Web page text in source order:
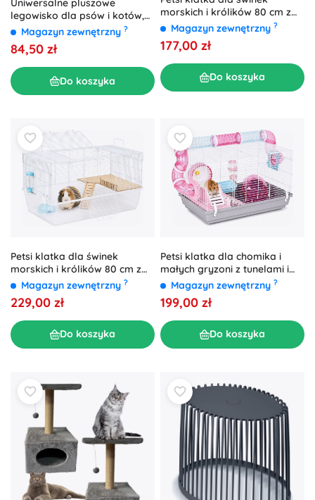
Uniwersalne pluszowe
legowisko dla psów i kotów,
60 cm - ciemnoszary
Magazyn zewnętrzny ?
84,50 zł
Do koszyka
morskich i królików 80 cm z
uchwytami biała
Magazyn zewnętrzny ?
177,00 zł
Do koszyka
Petsi klatka dla świnek
morskich i królików 80 cm z
akcesoriami, biała
Magazyn zewnętrzny ?
229,00 zł
Do koszyka
Petsi klatka dla chomika i
małych gryzoni z tunelami i
akcesoriami
Magazyn zewnętrzny ?
199,00 zł
Do koszyka